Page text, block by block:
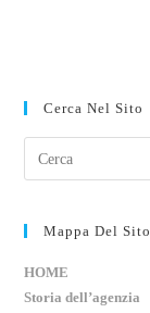
Cerca Nel Sito
Mappa Del Sito
HOME
Storia dell’agenzia